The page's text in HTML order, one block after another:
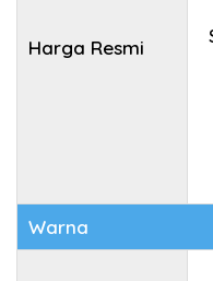
Harga Resmi
Warna